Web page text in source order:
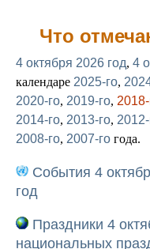
Что
4 октября 2026 год, 4
календаре 2025-го,
2020-го, 2019-го,
2014-го, 2013-го,
2008-го, 2007-го года.
События 4
год
Праздники 4
национальных